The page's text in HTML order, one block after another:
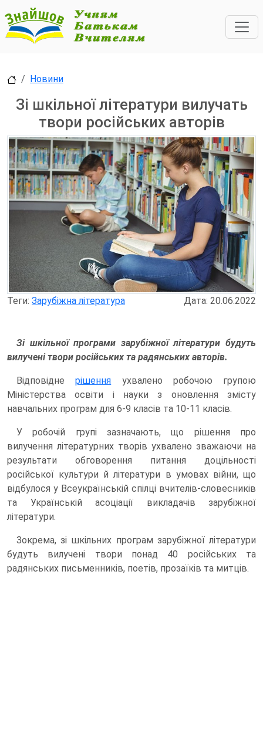
Новини
Зі шкільної літератури вилучать
твори російських авторів
Теги: Зарубіжна література Дата: 20.06.2022
Зі шкільної програми зарубіжної літератури будуть
вилучені твори російських та радянських авторів.
Відповіднерішення ухвалено робочою групою
Міністерства освіти і науки з оновлення змісту
навчальних програм для 6-9 класів та 10-11 класів.
У робочій групі зазначають, що рішення про
вилучення літературних творів ухвалено зважаючи на
результати обговорення питання доцільності
російської культури й літератури в умовах війни, що
відбулося у Всеукраїнській спілці вчителів-словесників
та Українській асоціації викладачів зарубіжної
літератури.
Зокрема, зі шкільних програм зарубіжної літератури
будуть вилучені твори понад 40 російських та
радянських письменників, поетів, прозаїків та митців.